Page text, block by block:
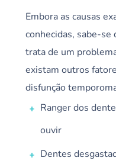
Embora as causas
conhecidas, sabe-se
trata de um
existam outros
disfunção
Ranger dos
ouvir
Dentes